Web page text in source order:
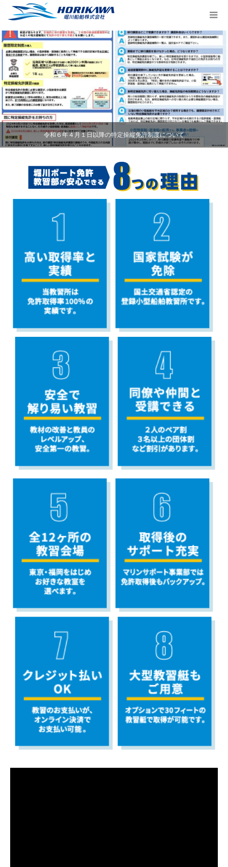
筑豊教室のご案内
遊漁船ホーリーボートからのお知らせ
令和６年４月１日以降の特定操縦免許制度について
ドローン海上空撮サービス